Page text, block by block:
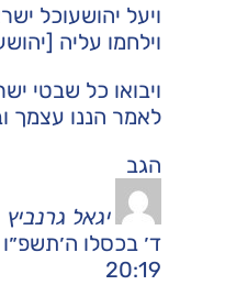
ויעל יהושעוכל
וילחמו עליה
ויבואו כל שבטי
לאמר הננו עצמך
הגב
יגאל גרנביץ
20:19